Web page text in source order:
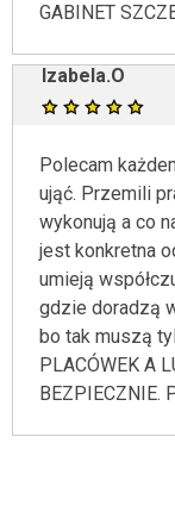
GABINET
Izabela.O
Polecam
ująć. Przemili
wykonują a co
jest konkretna
umieją
gdzie doradzą
bo tak muszą
PLACÓWEK A
BEZPIECZNIE.